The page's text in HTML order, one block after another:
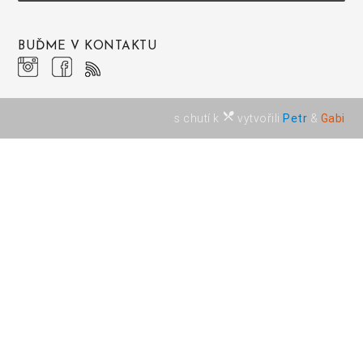
BUĎME V KONTAKTU
s chutí k restaurant_menu vytvořiliPetr & Gabi